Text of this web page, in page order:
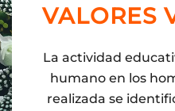
VALORES
La actividad
humano en los
realizada se